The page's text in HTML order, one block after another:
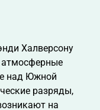
Халверсону
атмосферные
над Южной
разряды,
на